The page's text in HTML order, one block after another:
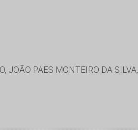
JOÃO PAES MONTEIRO DA SILVA,